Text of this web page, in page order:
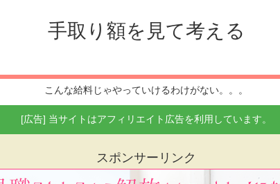
手取り額を見て考える
こんな給料じゃやっていけるわけがない。。。
[広告] 当サイトはアフィリエイト広告を利用しています。
スポンサーリンク